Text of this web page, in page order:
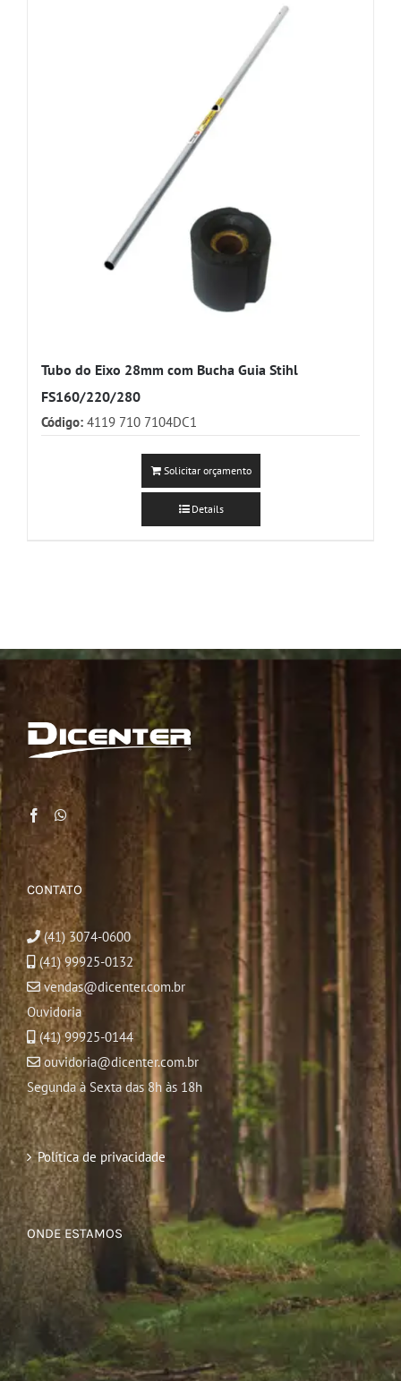
Tubo do Eixo 28mm com Bucha Guia Stihl
FS160/220/280
Código: 4119 710 7104DC1
Solicitar orçamento
Details
CONTATO
(41) 3074-0600
(41) 99925-0132
vendas@dicenter.com.br
Ouvidoria
(41) 99925-0144
ouvidoria@dicenter.com.br
Segunda à Sexta das 8h às 18h
Política de privacidade
ONDE ESTAMOS